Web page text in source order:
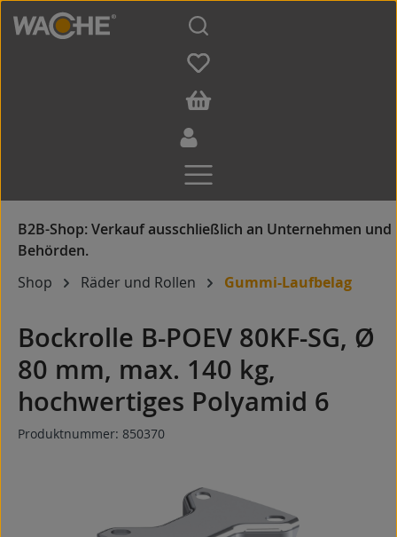
Zum Hauptinhalt springen
Shop Räder und Rollen Gummi-Laufbelag
Bockrolle B-POEV 80KF-SG, Ø
80 mm, max. 140 kg,
hochwertiges Polyamid 6
Produktnummer: 850370